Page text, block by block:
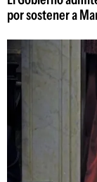
por sostener a